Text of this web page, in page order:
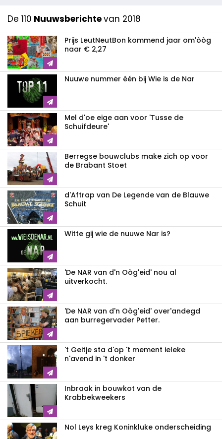
De 110 Nuuwsberichtevan 2018
Prijs LeutNeutBon kommend jaar om'òòg
naar € 2,27
Nuuwe nummer één bij Wie is de Nar
Mel d'oe eige aan voor 'Tusse de
Schuifdeure'
Berregse bouwclubs make zich op voor
de Brabant Stoet
d'Aftrap van De Legende van de Blauwe
Schuit
Witte gij wie de nuuwe Nar is?
'De NAR van d'n Oòg'eid' nou al
uitverkocht.
'De NAR van d'n Oòg'eid' over'andegd
aan burregervader Petter.
't Geitje sta d'op 't mement ieleke
n'avend in 't donker
Inbraak in bouwkot van de
Krabbekweekers
Nol Leys kreg Koninkluke onderscheiding